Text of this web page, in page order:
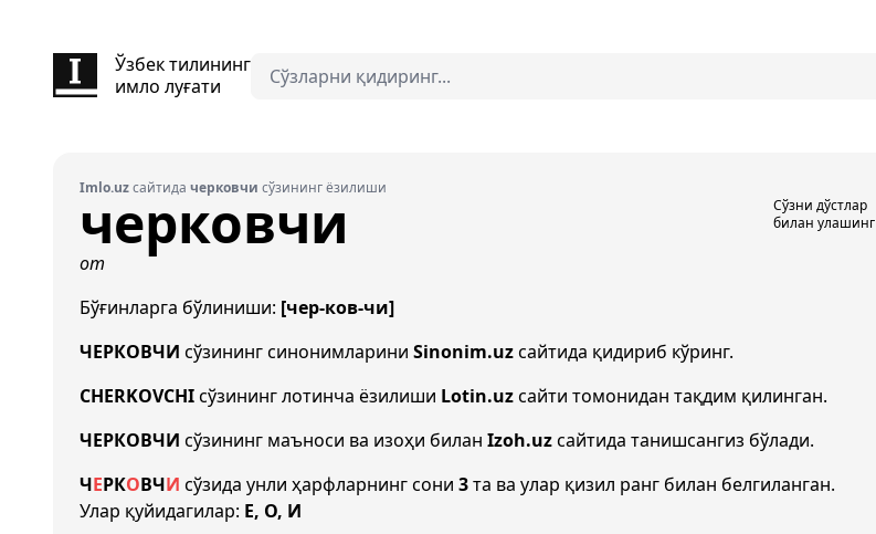
Ўзбек тилининг
имло луғати
Imlo.uzсайтида черковчи сўзининг ёзилиши
черковчи
Сўзни дўстлар
билан улашинг
от
Бўғинларга бўлиниши: [чер-ков-чи]
ЧЕРКОВЧИ сўзининг синонимларини Sinonim.uzсайтида қидириб кўринг.
CHERKOVCHIсўзининг лотинча ёзилиши Lotin.uzсайти томонидан тақдим қилинган.
ЧЕРКОВЧИ сўзининг маъноси ва изоҳи билан Izoh.uzсайтида танишсангиз бўлади.
ЧЕРКОВЧИ сўзида унли ҳарфларнинг сони 3та ва улар қизил ранг билан белгиланган.
Улар қуйидагилар: Е, О, И